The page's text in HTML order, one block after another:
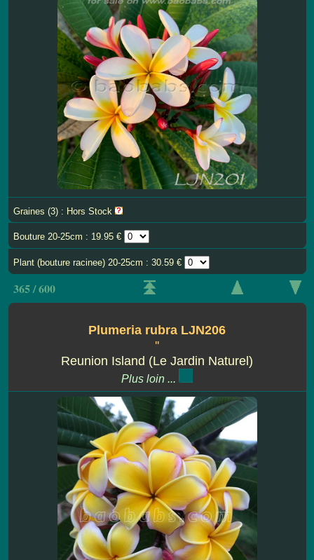
Graines (3) : Hors Stock
Bouture 20-25cm : 19.95 €
Plant (bouture racinee) 20-25cm : 30.59 €
365 / 600
Plumeria rubra LJN206
''
Reunion Island (Le Jardin Naturel)
Plus loin ...